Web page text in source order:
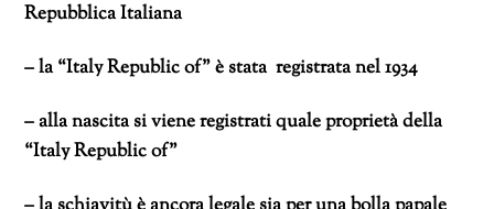
Repubblica Italiana
– la “Italy Republic of” è stata registrata nel 1934
– alla nascita si viene registrati quale proprietà della
“Italy Republic of”